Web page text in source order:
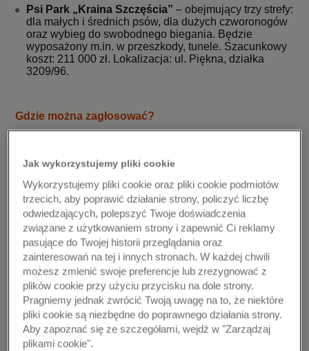
Psi Park „Kraina Szczęścia” – obejmujący trzy strefy:
dla małych i średnich psów, dla dużych czworonogów
oraz wybieg do swobodnego biegania. Będzie
wyposażony m.in. w przeszkody, tunele. Szacunkowy
koszt: 211 000 zł. Lokalizacja: ul. Piękna, działka
3209/96.
Gdzie można zagłosować?
Ełckiego Budżetu Obywatelskiego
papierowej karty do głosowania, które dostępne będą w
Biurze Współpracy z Organizacjami Pozarządowymi
przy ul. Małeckich 3 oraz za pośrednictwem wybranych
bankomatów Planet Cash, zlokalizowanych w sklepach
Biedronka, ul. Matki Teresy z Kalkuty 3, w Kauflandzie
na ul. Targowej 30, w Centrum Handlowym Brama
Mazur, Pl. Miejski 1, w oddziale BNP Paribas, ul. Armii
Krajowej 11A.
W jaki sposób odbywa się głosowanie?
Jak wykorzystujemy pliki cookie
Wykorzystujemy pliki cookie oraz pliki cookie podmiotów
trzecich, aby poprawić działanie strony, policzyć liczbę
odwiedzających, polepszyć Twoje doświadczenia
związane z użytkowaniem strony i zapewnić Ci reklamy
pasujące do Twojej historii przeglądania oraz
zainteresowań na tej i innych stronach. W każdej chwili
możesz zmienić swoje preferencje lub zrezygnować z
plików cookie przy użyciu przycisku na dole strony.
Pragniemy jednak zwrócić Twoją uwagę na to, że niektóre
pliki cookie są niezbędne do poprawnego działania strony.
Aby zapoznać się ze szczegółami, wejdź w "Zarządzaj
plikami cookie".